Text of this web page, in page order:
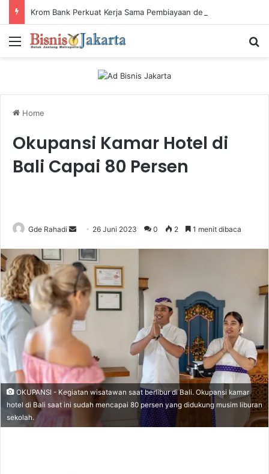
Menu
Home
Okupansi Kamar Hotel di
Bali Capai 80 Persen
Gde Rahadi
n
a
n
e
m
a
26 Juni 2023 0 2 1 menit dibaca
OKUPANSI - Kegiatan wisatawan saat berlibur di Bali. Okupansi kamar
hotel di Bali saat ini sudah mencapai 80 persen yang didukung musim liburan
sekolah.